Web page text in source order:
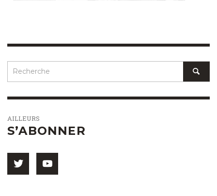
AILLEURS
S’ABONNER